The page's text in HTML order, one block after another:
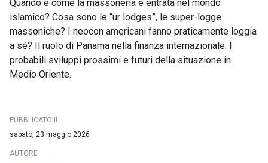
Quando e come la massoneria è entrata nel mondo
islamico? Cosa sono le “ur lodges”, le super-logge
massoniche? I neocon americani fanno praticamente loggia
a sé? Il ruolo di Panama nella finanza internazionale. I
probabili sviluppi prossimi e futuri della situazione in
Medio Oriente.
PUBBLICATO IL
sabato, 23 maggio 2026
AUTORE